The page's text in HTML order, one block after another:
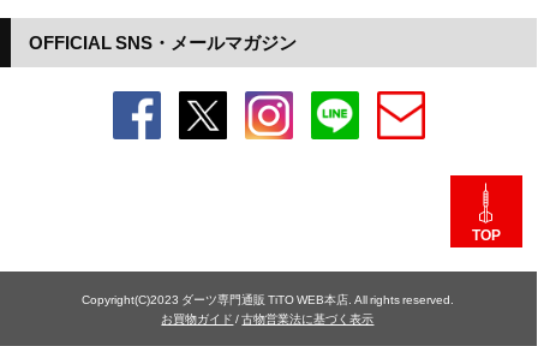
OFFICIAL SNS・メールマガジン
TOP
Copyright(C)2023 ダーツ専門通販 TiTO WEB本店. All rights reserved.
お買物ガイド /古物営業法に基づく表示